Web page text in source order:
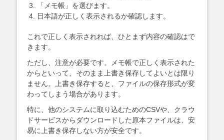
「メモ帳」を選びます。
日本語が正しく表示されるか確認します。
これで正しく表示されれば、ひとまず内容の確認はで
きます。
ただし、注意が必要です。メモ帳で正しく表示された
からといって、そのまま上書き保存してよいとは限り
ません。上書き保存すると、ファイルの保存形式が変
わってしまう場合があります。
特に、他のシステムに取り込むためのCSVや、クラウ
ドサービスからダウンロードした原本ファイルは、安
易に上書き保存しない方が安全です。